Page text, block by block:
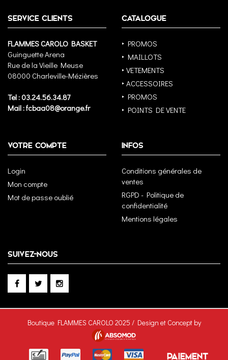
SERVICE CLIENTS
FLAMMES CAROLO BASKET
Guinguette Arena
Rue de la Vieille Meuse
08000 Charleville-Mézières
Tel : 03.24.56.34.87
Mail : fcbaa08@orange.fr
CATALOGUE
‣ PROMOS
‣ MAILLOTS
‣ VETEMENTS
‣ ACCESSOIRES
‣ PROMOS
‣ POINTS DE VENTE
VOTRE COMPTE
Login
Mon compte
Mot de passe oublié
INFOS
Conditions générales de
ventes
RGPD - Politique de
confidentialité
Mentions légales
SUIVEZ-NOUS
Boutique FLAMMES CAROLO 2025 / Design et Concept by
PAIEMENT